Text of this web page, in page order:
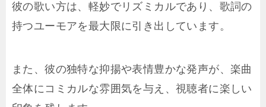
彼の歌い方は、軽妙でリズミカルであり、歌詞の
持つユーモアを最大限に引き出しています。
また、彼の独特な抑揚や表情豊かな発声が、楽曲
全体にコミカルな雰囲気を与え、視聴者に楽しい